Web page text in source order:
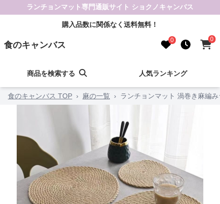
ランチョンマット専門通販サイト ショクノキャンバス
購入品数に関係なく送料無料！
食のキャンバス 0 0
商品を検索する 人気ランキング
食のキャンバス TOP › 麻の一覧 › ランチョンマット 渦巻き麻編